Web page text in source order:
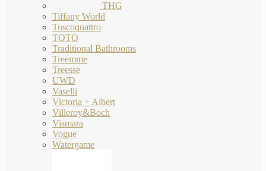
THG
Tiffany World
Toscoquattro
TOTO
Traditional Bathrooms
Treemme
Treesse
UWD
Vaselli
Victoria + Albert
Villeroy&Boch
Vismara
Vogue
Watergame